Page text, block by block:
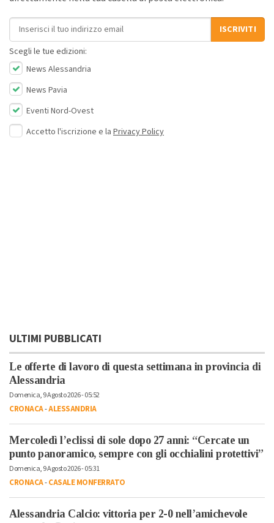
Indirizzo email
ISCRIVITI
Scegli le tue edizioni:
News Alessandria
News Pavia
Eventi Nord-Ovest
Accetto l'iscrizione e la Privacy Policy
ULTIMI PUBBLICATI
Le offerte di lavoro di questa settimana in provincia di
Alessandria
Domenica, 9 Agosto 2026 - 05:52
CRONACA-ALESSANDRIA
Mercoledì l’eclissi di sole dopo 27 anni: “Cercate un
punto panoramico, sempre con gli occhialini protettivi”
Domenica, 9 Agosto 2026 - 05:31
CRONACA-CASALE MONFERRATO
Alessandria Calcio: vittoria per 2-0 nell’amichevole